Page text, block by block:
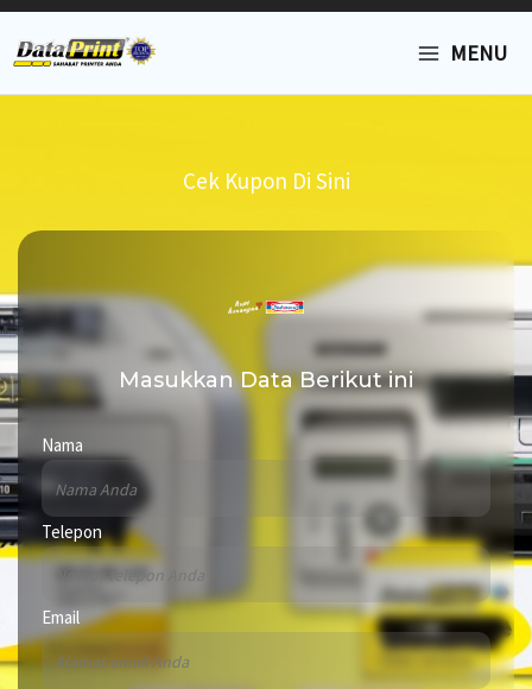
Lewati
konten
MENU
Cek Kupon Di Sini
Masukkan Data Berikut ini
Nama
Telepon
Email